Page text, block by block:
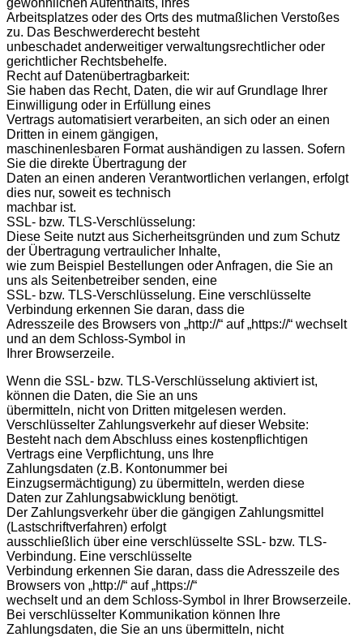
gewöhnlichen Aufenthalts, ihres
Arbeitsplatzes oder des Orts des mutmaßlichen Verstoßes
zu. Das Beschwerderecht besteht
unbeschadet anderweitiger verwaltungsrechtlicher oder
gerichtlicher Rechtsbehelfe.
Recht auf Datenübertragbarkeit:
Sie haben das Recht, Daten, die wir auf Grundlage Ihrer
Einwilligung oder in Erfüllung eines
Vertrags automatisiert verarbeiten, an sich oder an einen
Dritten in einem gängigen,
maschinenlesbaren Format aushändigen zu lassen. Sofern
Sie die direkte Übertragung der
Daten an einen anderen Verantwortlichen verlangen, erfolgt
dies nur, soweit es technisch
machbar ist.
SSL- bzw. TLS-Verschlüsselung:
Diese Seite nutzt aus Sicherheitsgründen und zum Schutz
der Übertragung vertraulicher Inhalte,
wie zum Beispiel Bestellungen oder Anfragen, die Sie an
uns als Seitenbetreiber senden, eine
SSL- bzw. TLS-Verschlüsselung. Eine verschlüsselte
Verbindung erkennen Sie daran, dass die
Adresszeile des Browsers von „http://“ auf „https://“ wechselt
und an dem Schloss-Symbol in
Ihrer Browserzeile.
Wenn die SSL- bzw. TLS-Verschlüsselung aktiviert ist,
können die Daten, die Sie an uns
übermitteln, nicht von Dritten mitgelesen werden.
Verschlüsselter Zahlungsverkehr auf dieser Website:
Besteht nach dem Abschluss eines kostenpflichtigen
Vertrags eine Verpflichtung, uns Ihre
Zahlungsdaten (z.B. Kontonummer bei
Einzugsermächtigung) zu übermitteln, werden diese
Daten zur Zahlungsabwicklung benötigt.
Der Zahlungsverkehr über die gängigen Zahlungsmittel
(Lastschriftverfahren) erfolgt
ausschließlich über eine verschlüsselte SSL- bzw. TLS-
Verbindung. Eine verschlüsselte
Verbindung erkennen Sie daran, dass die Adresszeile des
Browsers von „http://“ auf „https://“
wechselt und an dem Schloss-Symbol in Ihrer Browserzeile.
Bei verschlüsselter Kommunikation können Ihre
Zahlungsdaten, die Sie an uns übermitteln, nicht